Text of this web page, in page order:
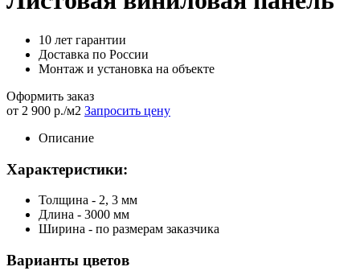
10 лет гарантии
Доставка по России
Монтаж и установка на объекте
Оформить заказ
от 2 900 р./м2 Запросить цену
Описание
Характеристики:
Толщина - 2, 3 мм
Длина - 3000 мм
Ширина - по размерам заказчика
Варианты цветов